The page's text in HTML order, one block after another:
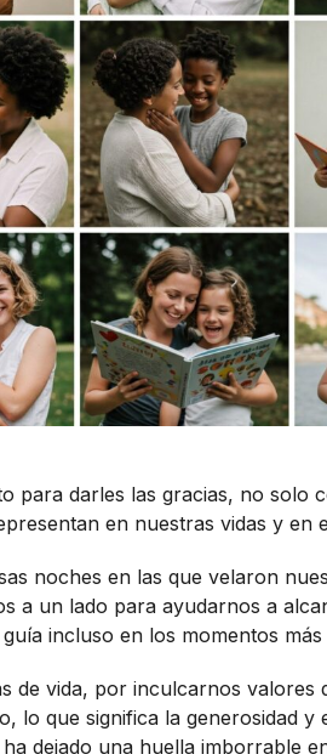
para darles las gracias, no solo
en nuestras vidas y en
noches en las que velaron
a un lado para ayudarnos a
incluso en los momentos
de vida, por inculcarnos
lo que significa la generosidad y
dejado una huella imborrable